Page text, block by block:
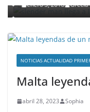
enero 3, 2018 Grecia
NOTICIAS ACTUALIDAD
Malta
abril 28, 2023 Sophia